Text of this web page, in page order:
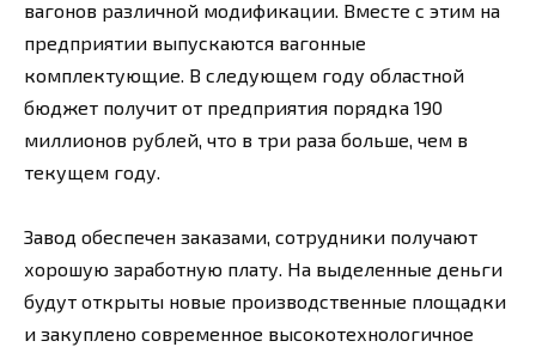
вагонов различной модификации. Вместе с этим на
предприятии выпускаются вагонные
комплектующие. В следующем году областной
бюджет получит от предприятия порядка 190
миллионов рублей, что в три раза больше, чем в
текущем году.
Завод обеспечен заказами, сотрудники получают
хорошую заработную плату. На выделенные деньги
будут открыты новые производственные площадки
и закуплено современное высокотехнологичное